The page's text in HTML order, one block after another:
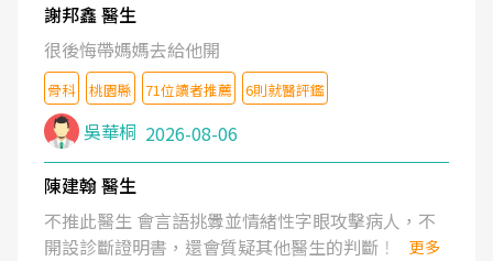
謝邦鑫 醫生
很後悔帶媽媽去給他開
骨科 桃園縣 71位讀者推薦 6則就醫評鑑
吳華桐 2026-08-06
陳建翰 醫生
不推此醫生 會言語挑釁並情緒性字眼攻擊病人，不
開設診斷證明書，還會質疑其他醫生的判斷！
更多